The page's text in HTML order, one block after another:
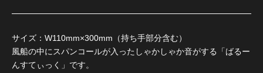
サイズ：W110mm×300mm（持ち手部分含む）
風船の中にスパンコールが入ったしゃかしゃか音がする「ばるー
んすてぃっく」です。